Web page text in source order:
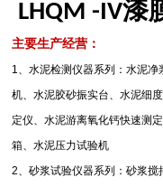
LHQM -IV漆
主要生产经营：
1、水泥检测仪器系列：水泥
机、水泥胶砂振实台、水泥细
定仪、水泥游离氧化钙快速测
箱、水泥压力试验机
2、砂浆试验仪器系列：砂浆搅